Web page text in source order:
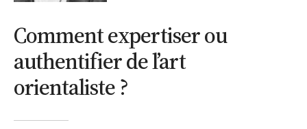
Comment expertiser ou
authentifier de l’art
orientaliste ?